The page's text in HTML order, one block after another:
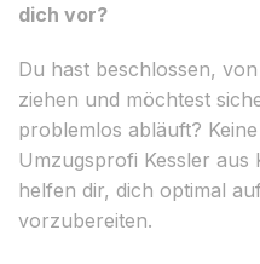
dich vor?
Du hast beschlossen,
ziehen und möchtest
problemlos abläuft?
Umzugsprofi Kessler aus
helfen dir, dich optimal
vorzubereiten.